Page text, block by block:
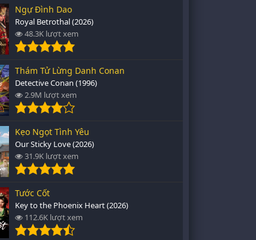
Ngự Đình Dao
Royal Betrothal (2026)
48.3K lượt xem
Thám Tử Lừng Danh Conan
Detective Conan (1996)
2.9M lượt xem
Kẹo Ngọt Tình Yêu
Our Sticky Love (2026)
31.9K lượt xem
Tước Cốt
Key to the Phoenix Heart (2026)
112.6K lượt xem